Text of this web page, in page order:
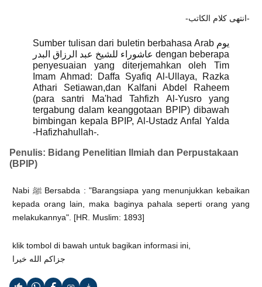
-انتهى كلام الكاتب-
Sumber tulisan dari buletin berbahasa Arab يوم
عاشوراء للشيخ عبد الرزاق البدر dengan beberapa
penyesuaian yang diterjemahkan oleh Tim
Imam Ahmad: Daffa Syafiq Al-Ullaya, Razka
Athari Setiawan,dan Kalfani Abdel Raheem
(para santri Ma'had Tahfizh Al-Yusro yang
tergabung dalam keanggotaan BPIP) dibawah
bimbingan kepala BPIP, Al-Ustadz Anfal Yalda
-Hafizhahullah-.
Penulis: Bidang Penelitian Ilmiah dan Perpustakaan
(BPIP)
Nabi ﷺ Bersabda : "Barangsiapa yang menunjukkan kebaikan
kepada orang lain, maka baginya pahala seperti orang yang
melakukannya". [HR. Muslim: 1893]
klik tombol di bawah untuk bagikan informasi ini,
‎جزاكم الله خيرا